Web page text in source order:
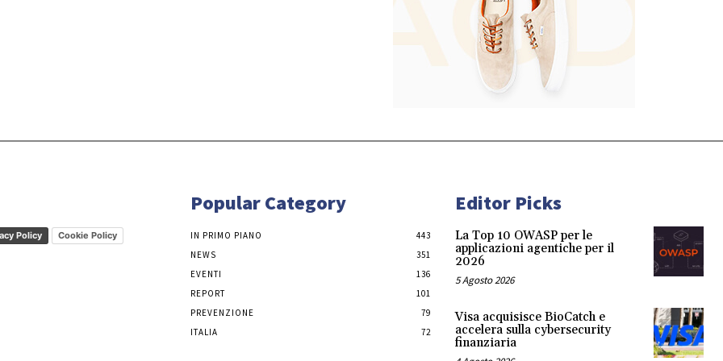
Policy Cookie Policy
Popular Category
IN PRIMO PIANO
443
NEWS
351
EVENTI
136
REPORT
101
PREVENZIONE
79
ITALIA
72
Editor Picks
La Top 10 OWASP per le
applicazioni agentiche per il
2026
5 Agosto 2026
Visa acquisisce BioCatch e
accelera sulla cybersecurity
finanziaria